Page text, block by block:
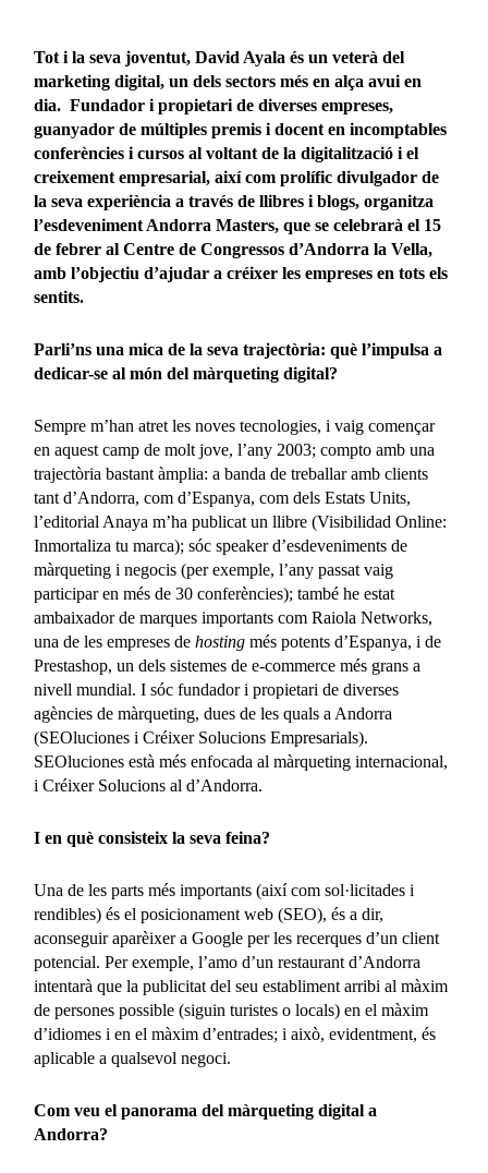
Tot i la seva joventut, David Ayala és un veterà del
marketing digital, un dels sectors més en alça avui en
dia. Fundador i propietari de diverses empreses,
guanyador de múltiples premis i docent en incomptables
conferències i cursos al voltant de la digitalització i el
creixement empresarial, així com prolífic divulgador de
la seva experiència a través de llibres i blogs, organitza
l’esdeveniment Andorra Masters, que se celebrarà el 15
de febrer al Centre de Congressos d’Andorra la Vella,
amb l’objectiu d’ajudar a créixer les empreses en tots els
sentits.
Parli’ns una mica de la seva trajectòria: què l’impulsa a
dedicar-se al món del màrqueting digital?
Sempre m’han atret les noves tecnologies, i vaig començar
en aquest camp de molt jove, l’any 2003; compto amb una
trajectòria bastant àmplia: a banda de treballar amb clients
tant d’Andorra, com d’Espanya, com dels Estats Units,
l’editorial Anaya m’ha publicat un llibre (Visibilidad Online:
Inmortaliza tu marca); sóc speaker d’esdeveniments de
màrqueting i negocis (per exemple, l’any passat vaig
participar en més de 30 conferències); també he estat
ambaixador de marques importants com Raiola Networks,
una de les empreses dehosting més potents d’Espanya, i de
Prestashop, un dels sistemes de e-commerce més grans a
nivell mundial. I sóc fundador i propietari de diverses
agències de màrqueting, dues de les quals a Andorra
(SEOluciones i Créixer Solucions Empresarials).
SEOluciones està més enfocada al màrqueting internacional,
i Créixer Solucions al d’Andorra.
I en què consisteix la seva feina?
Una de les parts més importants (així com sol·licitades i
rendibles) és el posicionament web (SEO), és a dir,
aconseguir aparèixer a Google per les recerques d’un client
potencial. Per exemple, l’amo d’un restaurant d’Andorra
intentarà que la publicitat del seu establiment arribi al màxim
de persones possible (siguin turistes o locals) en el màxim
d’idiomes i en el màxim d’entrades; i això, evidentment, és
aplicable a qualsevol negoci.
Com veu el panorama del màrqueting digital a
Andorra?